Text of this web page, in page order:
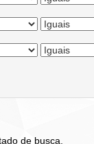
de busca.